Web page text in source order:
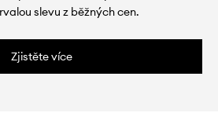
slevu z běžných cen.
Zjistěte více